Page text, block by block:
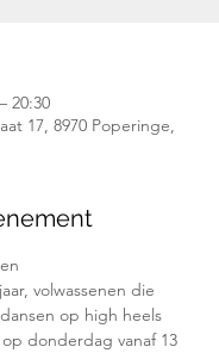
20:30
17, 8970 Poperinge,
volwassenen die
op high heels
op donderdag vanaf 13